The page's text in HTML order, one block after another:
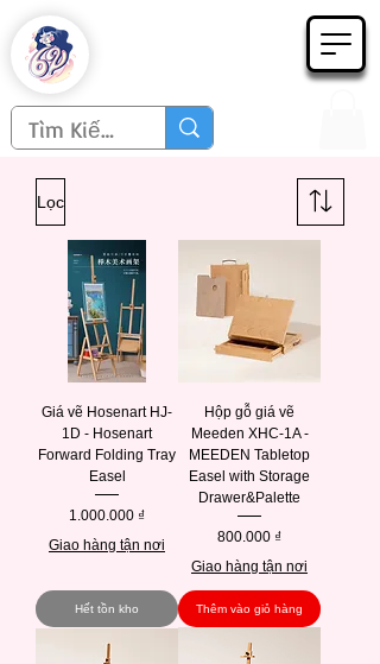
Lọc
Giá vẽ Hosenart HJ-
1D - Hosenart
Forward Folding Tray
Easel
Giá
1.000.000 ₫
Giao hàng tận nơi
Hết tồn kho
Hộp gỗ giá vẽ
Meeden XHC-1A -
MEEDEN Tabletop
Easel with Storage
Drawer&Palette
Giá
800.000 ₫
Giao hàng tận nơi
Thêm vào giỏ hàng